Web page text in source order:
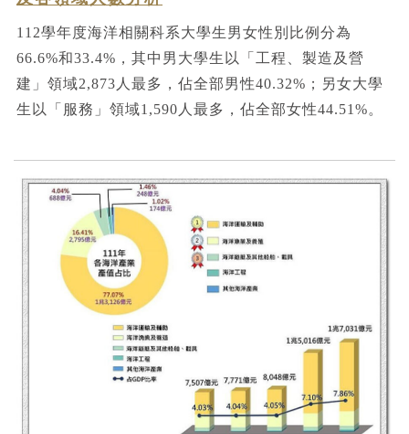
112學年度海洋相關科系大學生男女性別比例分為
66.6%和33.4%，其中男大學生以「工程、製造及營
建」領域2,873人最多，佔全部男性40.32%；另女大學
生以「服務」領域1,590人最多，佔全部女性44.51%。